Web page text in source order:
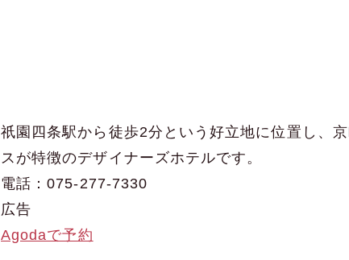
祇園四条駅から徒歩2分という好立地に位置し、
スが特徴のデザイナーズホテルです。
電話：075-277-7330
広告
Agodaで予約